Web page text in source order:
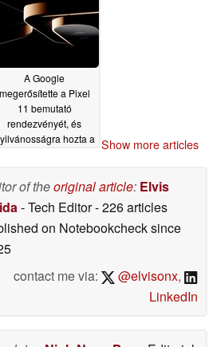
A Google
megerősítette a Pixel
11 bemutató
rendezvényét, és
hozta a Show more articles
of theoriginal article: Elvis
- Tech Editor- 226 articles
on Notebookchecksince
contact me via:
@elvisonx,
LinkedIn